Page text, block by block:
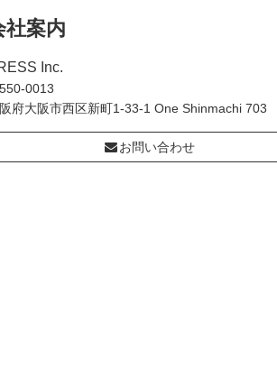
社案内
Inc.
0013
府大阪市西区新町1-33-1 One Shinmachi 703
お問い合わせ